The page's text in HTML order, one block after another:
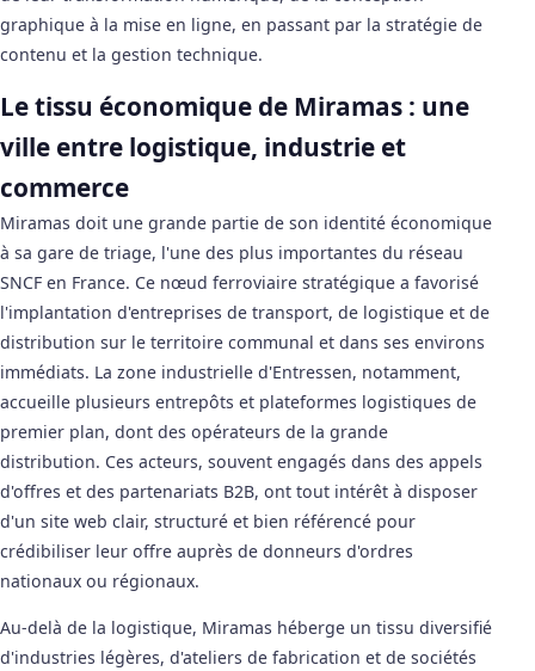
graphique à la mise en ligne, en passant par la stratégie de
contenu et la gestion technique.
Le tissu économique de Miramas : une
ville entre logistique, industrie et
commerce
Miramas doit une grande partie de son identité économique
à sa gare de triage, l'une des plus importantes du réseau
SNCF en France. Ce nœud ferroviaire stratégique a favorisé
l'implantation d'entreprises de transport, de logistique et de
distribution sur le territoire communal et dans ses environs
immédiats. La zone industrielle d'Entressen, notamment,
accueille plusieurs entrepôts et plateformes logistiques de
premier plan, dont des opérateurs de la grande
distribution. Ces acteurs, souvent engagés dans des appels
d'offres et des partenariats B2B, ont tout intérêt à disposer
d'un site web clair, structuré et bien référencé pour
crédibiliser leur offre auprès de donneurs d'ordres
nationaux ou régionaux.
Au-delà de la logistique, Miramas héberge un tissu diversifié
d'industries légères, d'ateliers de fabrication et de sociétés